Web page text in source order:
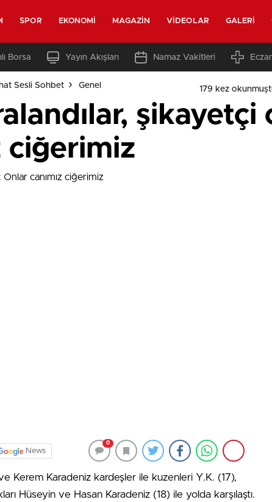
SPOR EKONOMI MAGAZIN VIDEOLAR GALERI
Borsa Yayın Akışları Namaz Vakitleri
Sesli Sohbet Genel 179 kez
şikayetçi
ciğerimiz
News
0
Kerem Karadeniz kardeşler ile kuzenleri Y.K. (17),
Hüseyin ve Hasan Karadeniz (18) ile yolda karşılaştı.